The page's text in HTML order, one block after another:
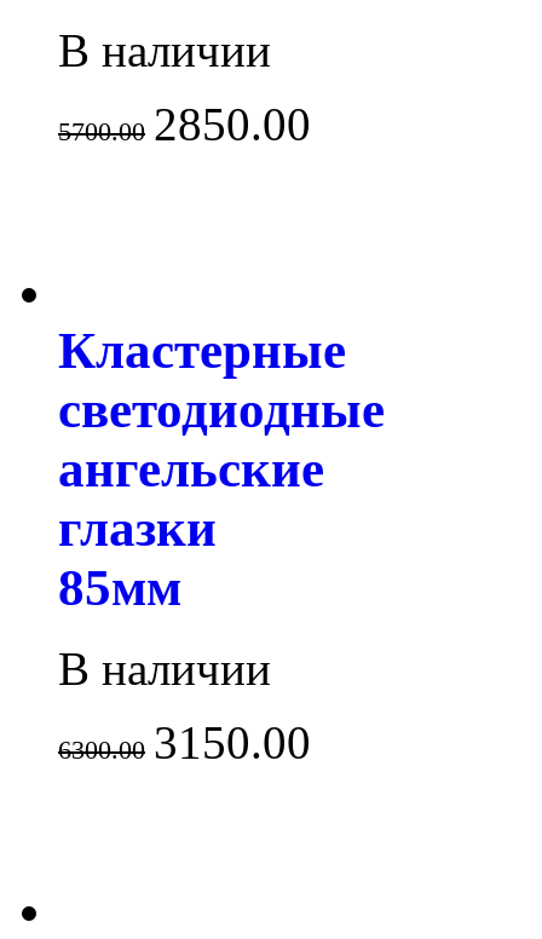
В наличии
5700.00 2850.00
Кластерные
светодиодные
ангельские
глазки
85мм
В наличии
6300.00 3150.00